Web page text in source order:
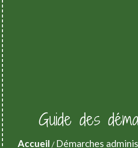
Guide des
Accueil / Démarches